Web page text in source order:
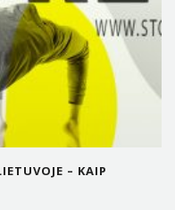
– KAIP